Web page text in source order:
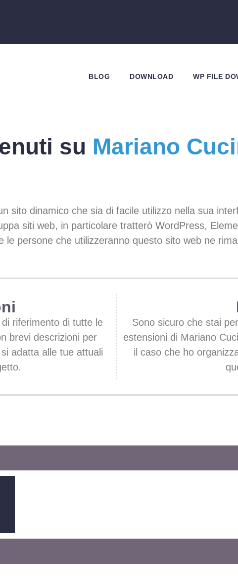
BLOG DOWNLOAD WP FILE
su Mariano
sito dinamico che sia di facile utilizzo nella sua
siti web, in particolare tratterò WordPress,
le persone che utilizzeranno questo sito web ne
riferimento di tutte le
brevi descrizioni per
adatta alle tue attuali
Sono sicuro che stai
estensioni di Mariano
il caso che ho